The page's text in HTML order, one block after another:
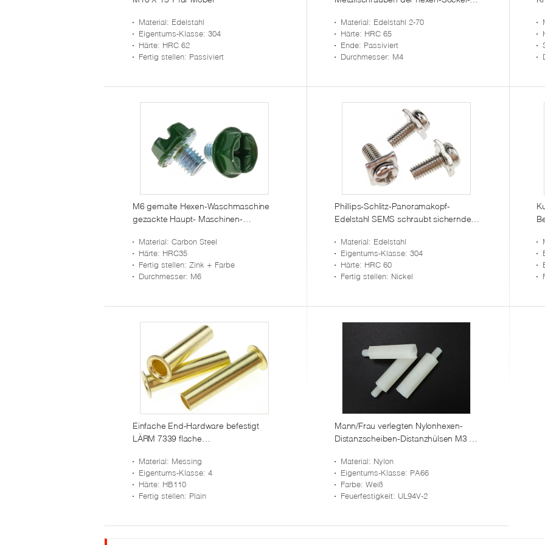
Material: Edelstahl
Eigentums-Klasse: 304
Härte: HRC 62
Fertig stellen: Passiviert
Material: Edelstahl 2-70
Härte: HRC 65
Ende: Passiviert
Durchmesser: M4
M6 gemalte Hexen-Waschmaschine
gezackte Haupt- Maschinen-
Kombination
Material: Carbon Steel
Härte: HRC35
Fertig stellen: Zink + Farbe
Durchmesser: M6
Phillips-Schlitz-Panoramakopf-
Edelstahl SEMS schraubt sichernde
Assemblied
Material: Edelstahl
Eigentums-Klasse: 304
Härte: HRC 60
Fertig stellen: Nickel
Einfache End-Hardware befestigt
LÄRM 7339 flache
Material: Messing
Eigentums-Klasse: 4
Härte: HB110
Fertig stellen: Plain
Mann/Frau verlegten Nylonhexen-
Distanzscheiben-Distanzhülsen M3 X
Material: Nylon
Eigentums-Klasse: PA66
Farbe: Weiß
Feuerfestigkeit: UL94V-2